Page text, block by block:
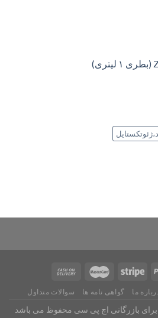
ما گواهی نامه ها سوالات متداول
بازرگانی اچ پی سی محفوظ می باشد